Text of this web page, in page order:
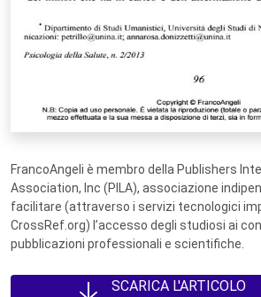
FrancoAngeli è membro della Publishers
Association, Inc (PILA), associazione
facilitare (attraverso i servizi tecnologici
CrossRef.org) l’accesso degli studiosi ai
pubblicazioni professionali e scientifiche.
SCARICA L'ARTICOLO